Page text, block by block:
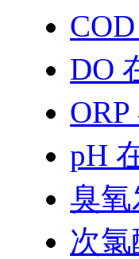
DO
pH
臭
次